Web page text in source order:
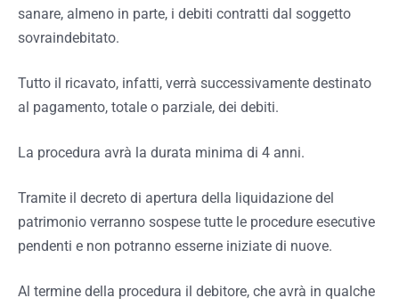
sanare, almeno in parte, i debiti contratti dal soggetto
sovraindebitato.
Tutto il ricavato, infatti, verrà successivamente destinato
al pagamento, totale o parziale, dei debiti.
La procedura avrà la durata minima di 4 anni.
Tramite il decreto di apertura della liquidazione del
patrimonio verranno sospese tutte le procedure esecutive
pendenti e non potranno esserne iniziate di nuove.
Al termine della procedura il debitore, che avrà in qualche